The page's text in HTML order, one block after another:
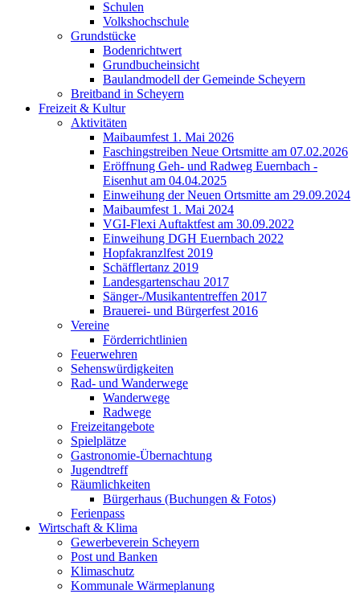
Schulen
Volkshochschule
Grundstücke
Bodenrichtwert
Grundbucheinsicht
Baulandmodell der Gemeinde Scheyern
Breitband in Scheyern
Freizeit & Kultur
Aktivitäten
Maibaumfest 1. Mai 2026
Faschingstreiben Neue Ortsmitte am 07.02.2026
Eröffnung Geh- und Radweg Euernbach -
Eisenhut am 04.04.2025
Einweihung der Neuen Ortsmitte am 29.09.2024
Maibaumfest 1. Mai 2024
VGI-Flexi Auftaktfest am 30.09.2022
Einweihung DGH Euernbach 2022
Hopfakranzlfest 2019
Schäfflertanz 2019
Landesgartenschau 2017
Sänger-/Musikantentreffen 2017
Brauerei- und Bürgerfest 2016
Vereine
Förderrichtlinien
Feuerwehren
Sehenswürdigkeiten
Rad- und Wanderwege
Wanderwege
Radwege
Freizeitangebote
Spielplätze
Gastronomie-Übernachtung
Jugendtreff
Räumlichkeiten
Bürgerhaus (Buchungen & Fotos)
Ferienpass
Wirtschaft & Klima
Gewerbeverein Scheyern
Post und Banken
Klimaschutz
Kommunale Wärmeplanung